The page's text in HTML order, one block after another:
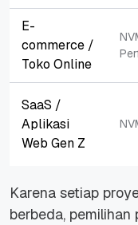
E-
commerce /
Toko Online
SaaS /
Aplikasi
Web Gen Z
Karena setiap
berbeda,